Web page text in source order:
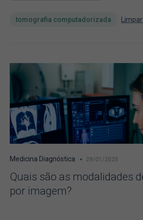
tomografia computadorizada
Medicina Diagnóstica 29/01/2025
Quais são as modalidades
por imagem?